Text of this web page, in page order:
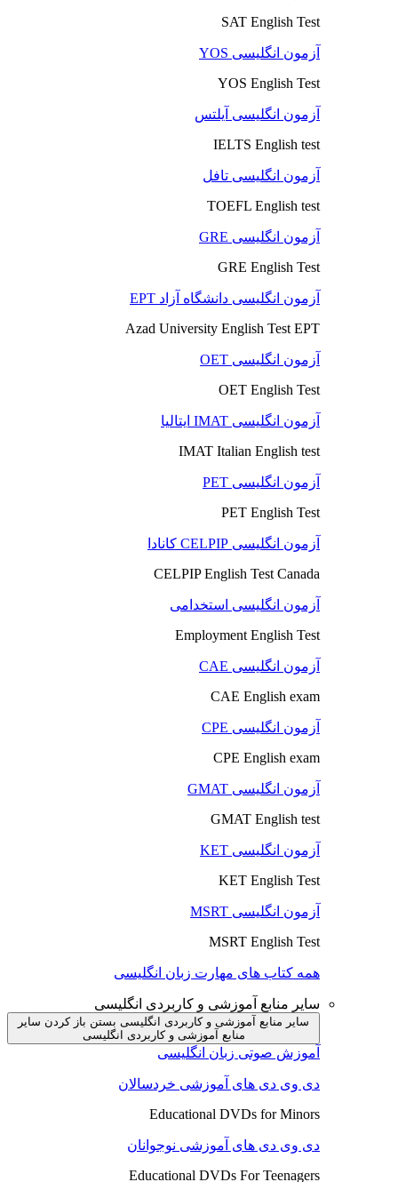
SAT English Test
آزمون انگلیسی YOS
YOS English Test
آزمون انگلیسی آیلتس
IELTS English test
آزمون انگلیسی تافل
TOEFL English test
آزمون انگلیسی GRE
GRE English Test
آزمون انگلیسی دانشگاه آزاد EPT
Azad University English Test EPT
آزمون انگلیسی OET
OET English Test
آزمون انگلیسی IMAT ایتالیا
IMAT Italian English test
آزمون انگلیسی PET
PET English Test
آزمون انگلیسی CELPIP کانادا
CELPIP English Test Canada
آزمون انگلیسی استخدامی
Employment English Test
آزمون انگلیسی CAE
CAE English exam
آزمون انگلیسی CPE
CPE English exam
آزمون انگلیسی GMAT
GMAT English test
آزمون انگلیسی KET
KET English Test
آزمون انگلیسی MSRT
MSRT English Test
همه کتاب های مهارت زبان انگلیسی
سایر منابع آموزشی و کاربردی انگلیسی
سایر منابع آموزشی و کاربردی انگلیسی بستن باز کردن سایر
منابع آموزشی و کاربردی انگلیسی
آموزش صوتی زبان انگلیسی
دی وی دی های آموزشی خردسالان
Educational DVDs for Minors
دی وی دی های آموزشی نوجوانان
Educational DVDs For Teenagers